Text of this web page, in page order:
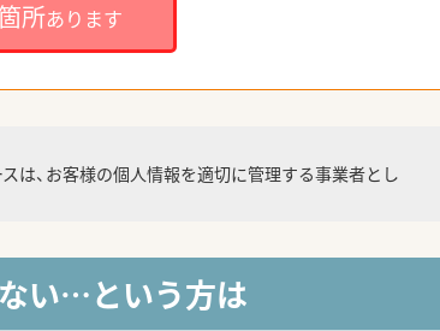
所あります
は、お客様の個人情報を適切に管理する事業者とし
い…という方は